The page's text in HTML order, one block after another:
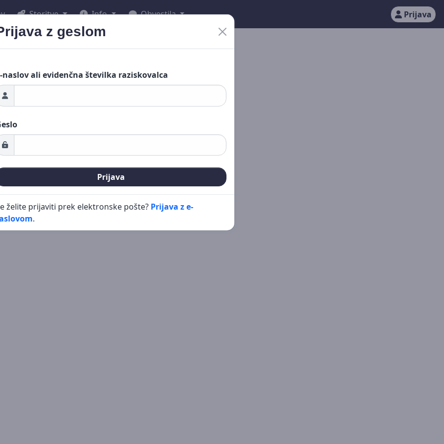
Storitve Info Obvestila Prijava
z geslom
naslov ali evidenčna številka raziskovalca
Prijava
želite prijaviti prek elektronske pošte? Prijava z e-
.